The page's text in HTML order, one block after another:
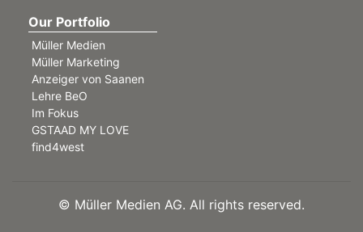
Our Portfolio
Müller Medien
Müller Marketing
Anzeiger von Saanen
Lehre BeO
Im Fokus
GSTAAD MY LOVE
find4west
© Müller Medien AG. All rights reserved.